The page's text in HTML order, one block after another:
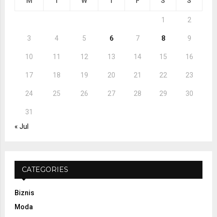
C
H
1 2
3 4 5 6 7 8 9
10 11 12 13 14 15 16
17 18 19 20 21 22 23
24 25 26 27 28 29 30
31
« Jul
CATEGORIES
Biznis
Moda